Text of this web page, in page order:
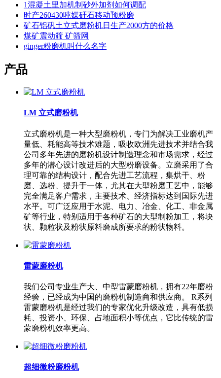
1混凝土里加机制砂外加剂如何调配
时产260430吨媒矸石移动预粉磨
矿石铝矾土立式磨粉机日生产2000方的价格
煤矿震动筛 矿筛网
ginger粉磨机叫什么名字
产品
LM 立式磨粉机
立式磨粉机是一种大型磨粉机，专门为解决工业磨机产
量低、耗能高等技术难题，吸收欧洲先进技术并结合我
公司多年先进的磨粉机设计制造理念和市场需求，经过
多年的潜心设计改进后的大型粉磨设备。立磨采用了合
理可靠的结构设计，配合先进工艺流程，集烘干、粉
磨、选粉、提升于一体，尤其在大型粉磨工艺中，能够
完全满足客户需求，主要技术、经济指标达到国际先进
水平。可广泛应用于水泥、电力、冶金、化工、非金属
矿等行业，特别适用于各种矿石的大型制粉加工，将块
状、颗粒状及粉状原料磨成所要求的粉状物料。
雷蒙磨粉机
我们公司专业生产大、中型雷蒙磨粉机，拥有22年磨粉
经验，已经成为中国的磨粉机制造商和供应商。 R系列
雷蒙磨粉机是经过我们的专家优化升级改造，具有低损
耗、投资小、环保、占地面积小等优点，它比传统的雷
蒙磨粉机效率更高。
超细微粉磨粉机